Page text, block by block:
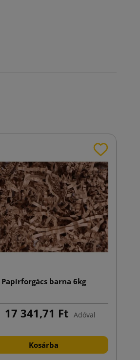
Papírforgács barna 6kg
17 341,71 Ft Adóval
Kosárba